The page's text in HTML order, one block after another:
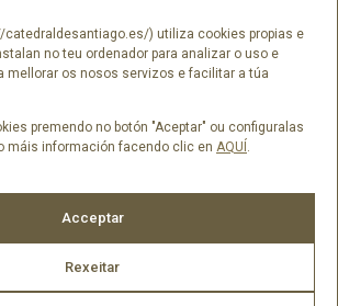
catedraldesantiago.es/) utiliza cookies propias e
no teu ordenador para analizar o uso e
mellorar os nosos servizos e facilitar a túa
premendo no botón "Aceptar" ou configuralas
máis información facendo clic en AQUÍ.
Acceptar
Rexeitar
Arquidiócese
Créditos
Catálogo Dixital